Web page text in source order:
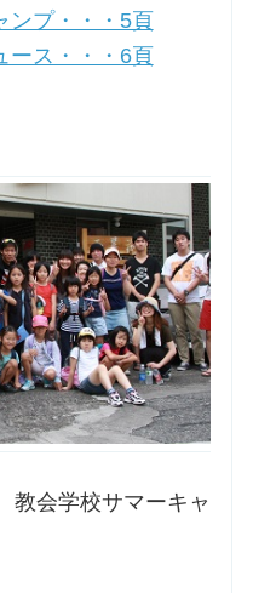
ンプ・・・5頁
ース・・・6頁
会学校サマーキャ